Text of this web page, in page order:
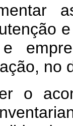
as
no